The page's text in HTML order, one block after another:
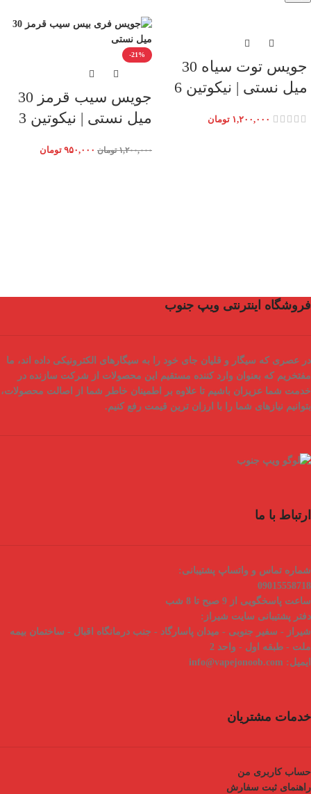
جویس توت سیاه 30
میل نستی | نیکوتین 6
۱,۲۰۰,۰۰۰ تومان
-21%
جویس سیب قرمز 30
میل نستی | نیکوتین 3
۱,۲۰۰,۰۰۰ تومان ۹۵۰,۰۰۰ تومان
فروشگاه اینترنتی ویپ جنوب
در عصری که سیگار و قلیان جای خود را به سیگارهای الکترونیکی داده اند، ما
مفتخریم که بعنوان وارد کننده مستقیم
این محصولات از شرکت سازنده در
خدمت شما عزیزان باشیم تا علاوه بر اطمینان خاطر شما از
اصالت محصولات،
بتوانیم نیازهای شما را با ارزان ترین قیمت رفع کنیم.
ارتباط با ما
شماره تماس و واتساپ پشتیبانی:
09015558718
ساعت پاسخگویی از 9 صبح تا 8 شب
دفتر پشتیبانی سایت شیراز:
شیراز - سفیر جنوبی - میدان پاسارگاد - جنب درمانگاه اقبال - ساختمان بیمه
ملت - طبقه اول - واحد 2
ایمیل:
خدمات مشتریان
حساب کاربری من
راهنمای ثبت سفارش